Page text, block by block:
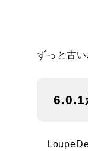
ずっと古
6.0.1